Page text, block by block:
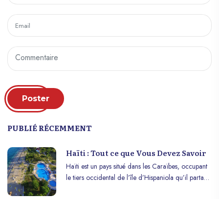
Poster
PUBLIÉ RÉCEMMENT
Haïti : Tout ce que Vous Devez Savoir
Haïti est un pays situé dans les Caraïbes, occupant
le tiers occidental de l’île d’Hispaniola qu’il partage